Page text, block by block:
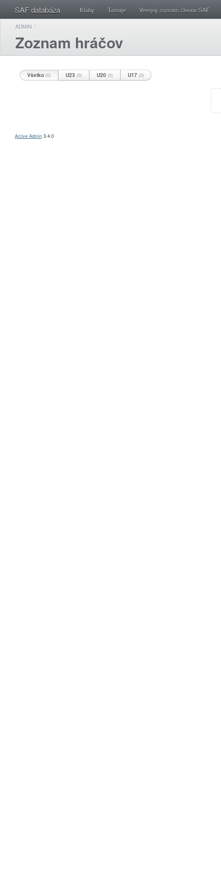
SAF databáza Kluby Turnaje Verejný zoznam členov SAF
ADMIN /
Zoznam hráčov
Všetko (0) U23 (0) U20 (0) U17 (0)
Active Admin 3.4.0